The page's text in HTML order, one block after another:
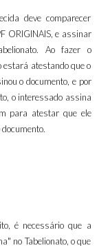
deve comparecer
ORIGINAIS, e assinar
Ao fazer o
estará atestando que o
o documento, e por
o interessado assina
para atestar que ele
é necessário que a
no Tabelionato, o que